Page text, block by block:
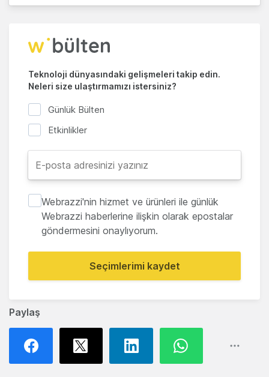
Paylaş
Teknoloji dünyasındaki gelişmeleri takip edin.
Neleri size ulaştırmamızı istersiniz?
Günlük Bülten
Etkinlikler
Webrazzi'nin hizmet ve ürünleri ile günlük
Webrazzi haberlerine ilişkin olarak epostalar
göndermesini onaylıyorum.
Seçimlerimi kaydet